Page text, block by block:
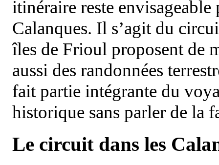
itinéraire reste
Calanques. Il s’agit du
îles de Frioul proposent de
aussi des randonnées
fait partie intégrante du
historique sans parler de la
Le circuit dans les